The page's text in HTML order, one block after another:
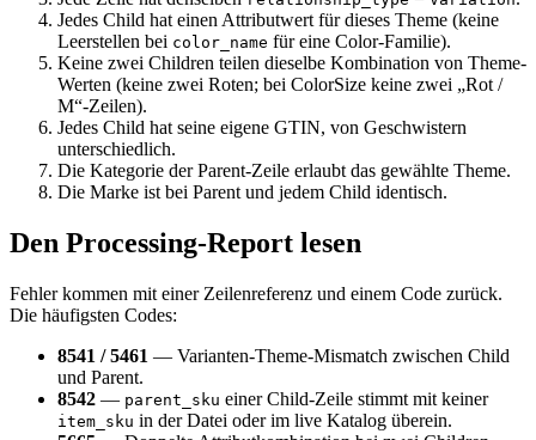
Jedes Child hat einen Attributwert für dieses Theme (keine
Leerstellen bei color_name für eine Color-Familie).
Keine zwei Children teilen dieselbe Kombination von Theme-
Werten (keine zwei Roten; bei ColorSize keine zwei „Rot /
M“-Zeilen).
Jedes Child hat seine eigene GTIN, von Geschwistern
unterschiedlich.
Die Kategorie der Parent-Zeile erlaubt das gewählte Theme.
Die Marke ist bei Parent und jedem Child identisch.
Den Processing-Report lesen
Fehler kommen mit einer Zeilenreferenz und einem Code zurück.
Die häufigsten Codes:
8541 / 5461 — Varianten-Theme-Mismatch zwischen Child
und Parent.
8542 — parent_sku einer Child-Zeile stimmt mit keiner
item_sku in der Datei oder im live Katalog überein.